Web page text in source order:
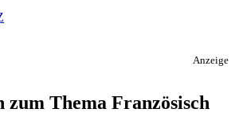
Anzeige
zum Thema Französisch